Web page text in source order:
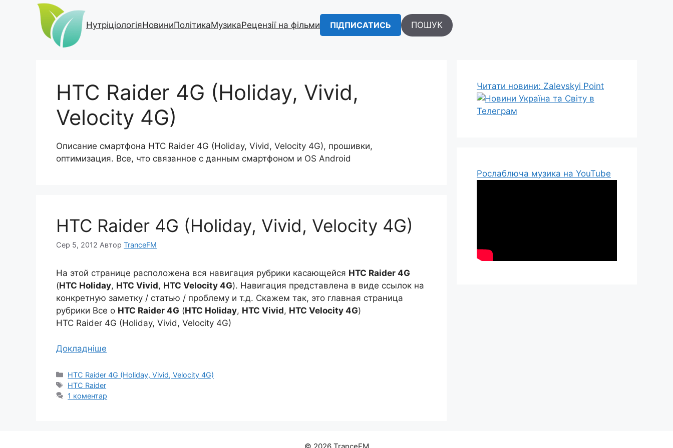
НутріціологіяНовиниПолітикаМузикаРецензії на фільми ПІДПИСАТИСЬ ПОШУК
HTC Raider 4G (Holiday, Vivid,
Velocity 4G)
Описание смартфона HTC Raider 4G (Holiday, Vivid, Velocity 4G), прошивки,
оптимизация. Все, что связанное с данным смартфоном и OS Android
HTC Raider 4G (Holiday, Vivid, Velocity 4G)
Сер 5, 2012 Автор TranceFM
На этой странице расположена вся навигация рубрики касающейся HTC Raider 4G
(HTC Holiday, HTC Vivid, HTC Velocity 4G). Навигация представлена в виде ссылок на
конкретную заметку / статью / проблему и т.д. Скажем так, это главная страница
рубрики Все о HTC Raider 4G (HTC Holiday, HTC Vivid, HTC Velocity 4G)
HTC Raider 4G (Holiday, Vivid, Velocity 4G)
Докладніше
Категорії
HTC Raider 4G (Holiday, Vivid, Velocity 4G)
Позначки
HTC Raider
1 коментар
Читати новини: Zalevskyi Point
Рослаблюча музика на YouTube
© 2026 TranceFM